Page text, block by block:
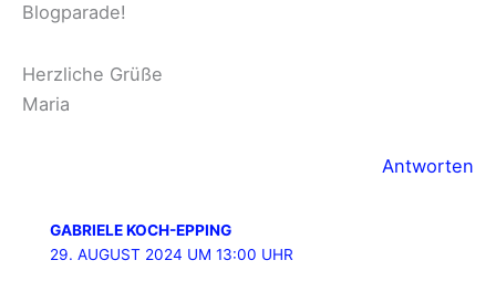
Blogparade!
Herzliche Grüße
Maria
Antworten
GABRIELE KOCH-EPPING
29. AUGUST 2024 UM 13:00 UHR